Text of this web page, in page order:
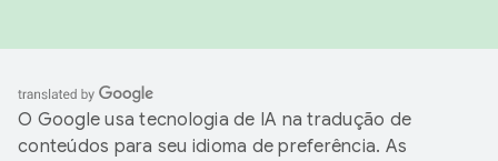
O Google usa tecnologia de IA na tradução de
conteúdos para seu idioma de preferência. As